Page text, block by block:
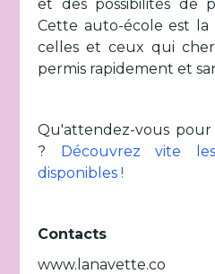
et des possibilités de
Cette auto-école est
celles et ceux qui
permis rapidement et
Qu'attendez-vous
? Découvrez vite
disponibles !
Contacts
www.lanavette.co